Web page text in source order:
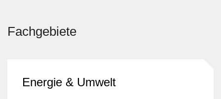
Fachgebiete
Energie & Umwelt